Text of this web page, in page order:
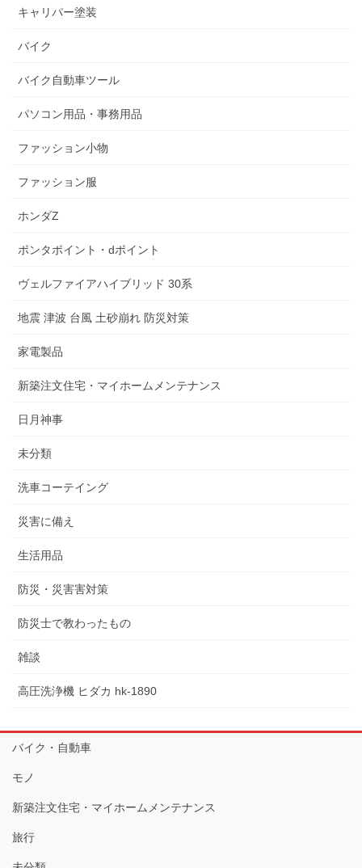
キャリパー塗装
バイク
バイク自動車ツール
パソコン用品・事務用品
ファッション小物
ファッション服
ホンダZ
ポンタポイント・dポイント
ヴェルファイアハイブリッド 30系
地震 津波 台風 土砂崩れ 防災対策
家電製品
新築注文住宅・マイホームメンテナンス
日月神事
未分類
洗車コーテイング
災害に備え
生活用品
防災・災害害対策
防災士で教わったもの
雑談
高圧洗浄機 ヒダカ hk-1890
バイク・自動車
モノ
新築注文住宅・マイホームメンテナンス
旅行